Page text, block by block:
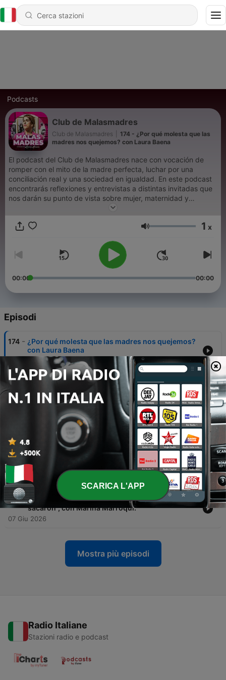
Podcasts
Club de Malasmadres
Club de Malasmadres
174 - ¿Por qué molesta que las
madres nos quejemos? con Laura Baena
El podcast del Club de Malasmadres nace con vocación de
romper con el mito de la madre perfecta, luchar por una
conciliación real y una sociedad en igualdad. En este podcast
encontrarás reflexiones y entrevistas a distintas invitadas que
nos darán su punto de vista sobre mujer, maternidad y
feminismo. Está capitaneado por Laura Baena, fundadora del
Renuncio por la Conciliación.
Volume 1 x
00:00 00:00
Episodi
174 - ¿Por qué molesta que las madres nos quejemos?
con Laura Baena
05 Lug 2026
173 - Cuando cuidar se convierte en una forma de vivir
con Mercedes García Paine.
28 Giu 2026
La pregunta que Eli Romero se hizo y lo cambió
21 Giu 2026
171
Las razones por la que no eres la misma desde
que eres madre con Susana Carmona
14 Giu 2026
170 - "Yo no salí de la violencia de género, me
sacaron”, con Marina Marroquí.
07 Giu 2026
Mostra più episodi
Radio Italiane
Stazioni radio e podcast
SCARICA L'APP